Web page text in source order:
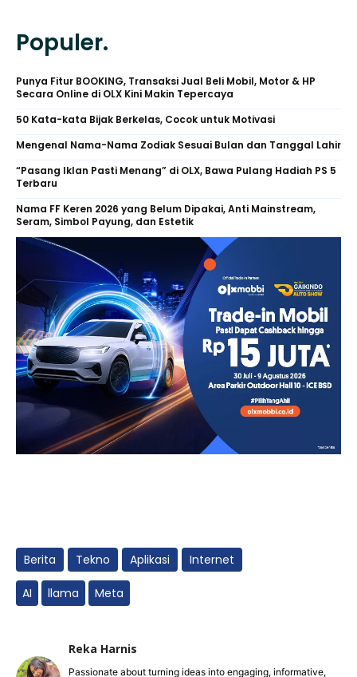
Populer.
Punya Fitur BOOKING, Transaksi Jual Beli Mobil, Motor & HP
Secara Online di OLX Kini Makin Tepercaya
50 Kata-kata Bijak Berkelas, Cocok untuk Motivasi
Mengenal Nama-Nama Zodiak Sesuai Bulan dan Tanggal Lahir
“Pasang Iklan Pasti Menang” di OLX, Bawa Pulang Hadiah PS 5
Terbaru
Nama FF Keren 2026 yang Belum Dipakai, Anti Mainstream,
Seram, Simbol Payung, dan Estetik
Berita Tekno Aplikasi Internet
AI llama Meta
Reka Harnis
Passionate about turning ideas into engaging, informative,